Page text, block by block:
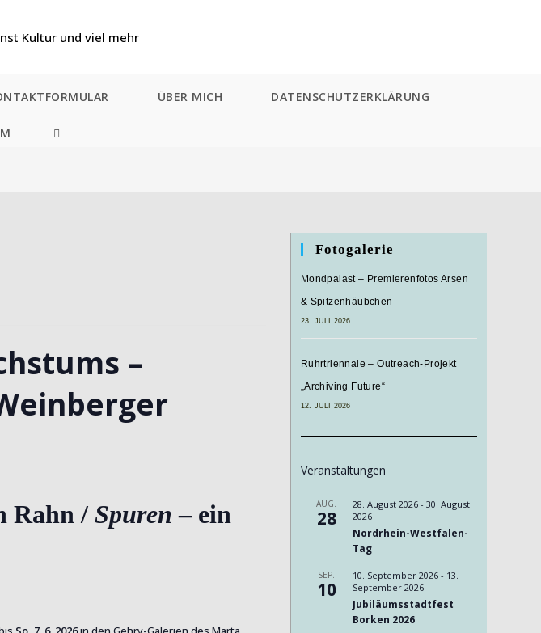
ÜBER MICH DATENSCHUTZERKLÄRUNG
WEBSITE-
–
Rahn /Spuren – ein
Fotogalerie
Mondpalast – Premierenfotos Arsen
& Spitzenhäubchen
23. JULI 2026
Ruhrtriennale – Outreach-Projekt
„Archiving Future“
12. JULI 2026
Veranstaltungen
AUG.
28
28. August 2026- 30. August
2026
Nordrhein-Westfalen-
Tag
SEP.
10
10. September 2026- 13.
September 2026
Jubiläumsstadtfest
Borken 2026